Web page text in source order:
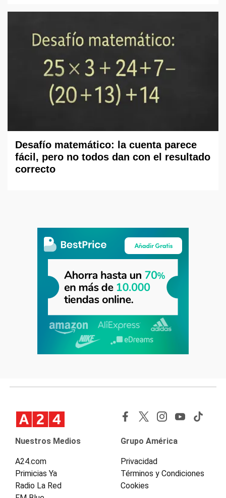
Desafío matemático: la cuenta parece
fácil, pero no todos dan con el resultado
correcto
Nuestros Medios
A24.com
Primicias Ya
Radio La Red
Grupo América
Privacidad
Términos y Condiciones
Cookies